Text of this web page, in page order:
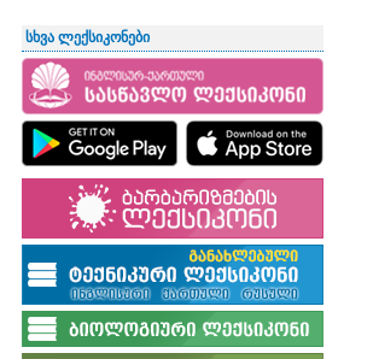
სხვა ლექსიკონები